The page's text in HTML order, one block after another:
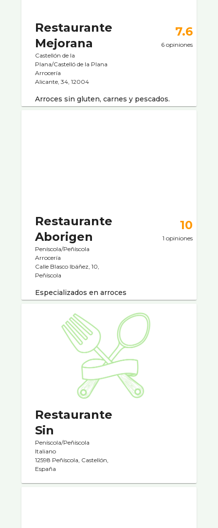
Restaurante
Mejorana
Castellón de la
Plana/Castelló de la Plana
Arrocerí­a
Alicante, 34, 12004
7.6
6 opiniones
Arroces sin gluten, carnes y pescados.
Restaurante
Aborigen
Peníscola/Peñíscola
Arrocerí­a
Calle Blasco Ibáñez, 10,
Peñíscola
10
1 opiniones
Especializados en arroces
Restaurante
Sin
Peníscola/Peñíscola
Italiano
12598 Peñíscola, Castellón,
España